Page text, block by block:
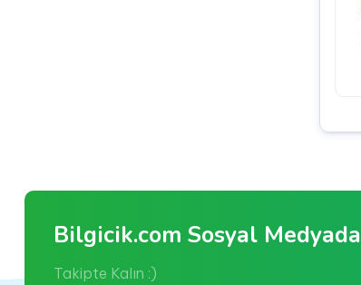
Bilgicik.com Sosyal Medyada
Takipte Kalın :)